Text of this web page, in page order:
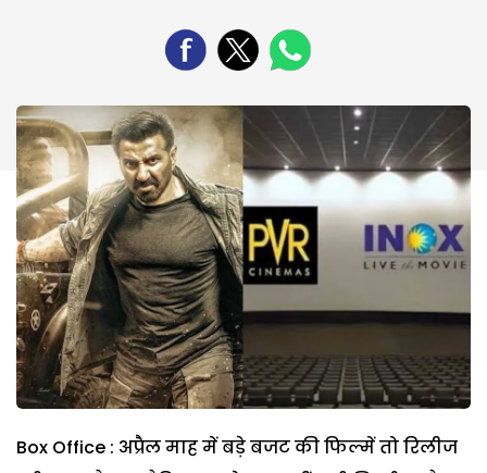
Box Office : अप्रैल माह में बड़े बजट की फिल्में तो रिलीज